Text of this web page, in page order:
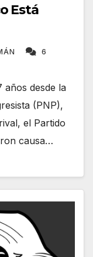
Está
6
años desde la
(PNP),
el Partido
causa…